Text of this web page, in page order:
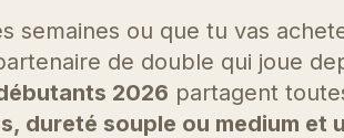
semaines ou que tu vas
de double qui joue
2026 partagent
dureté souple ou medium et